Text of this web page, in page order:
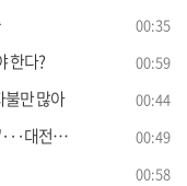
00:35
한다? 00:59
불만 많아 00:44
에 잠들다 00:49
00:58